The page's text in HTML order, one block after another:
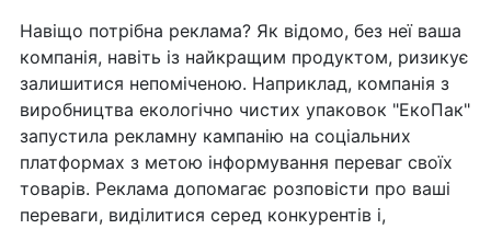
Навіщо потрібна реклама? Як відомо, без неї ваша
компанія, навіть із найкращим продуктом, ризикує
залишитися непоміченою. Наприклад, компанія з
виробництва екологічно чистих упаковок "ЕкоПак"
запустила рекламну кампанію на соціальних
платформах з метою інформування переваг своїх
товарів. Реклама допомагає розповісти про ваші
переваги, виділитися серед конкурентів і,